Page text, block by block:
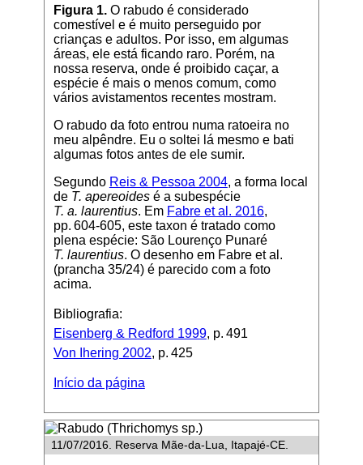
Figura 1.O rabudo é considerado
comestível e é muito perseguido por
crianças e adultos. Por isso, em algumas
áreas, ele está ficando raro. Porém, na
nossa reserva, onde é proibido caçar, a
espécie é mais o menos comum, como
vários avistamentos recentes mostram.
O rabudo da foto entrou numa ratoeira no
meu alpêndre. Eu o soltei lá mesmo e bati
algumas fotos antes de ele sumir.
Segundo Reis & Pessoa 2004, a forma local
de T. apereoidesé a subespécie
T. a. laurentius. Em Fabre et al. 2016,
pp. 604-605, este taxon é tratado como
plena espécie: São Lourenço Punaré
T. laurentius. O desenho em Fabre et al.
(prancha 35/24) é parecido com a foto
acima.
Bibliografia:
Eisenberg & Redford 1999, p. 491
Von Ihering 2002, p. 425
Início da página
11/07/2016. Reserva Mãe-da-Lua, Itapajé-CE.